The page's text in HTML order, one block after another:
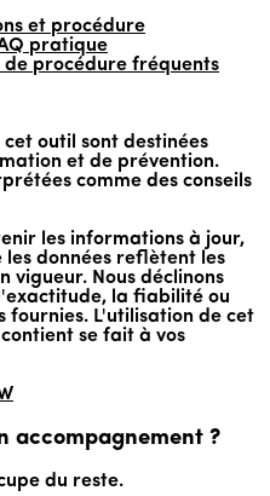
et procédure
pratique
de procédure fréquents
outil sont destinées
et de prévention.
comme des conseils
les informations à jour,
les données reflètent les
vigueur. Nous déclinons
la fiabilité ou
fournies. L'utilisation de cet
se fait à vos
accompagnement ?
du reste.